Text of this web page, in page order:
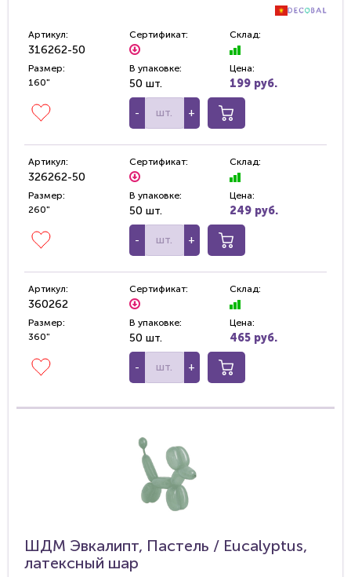
Артикул:
316262-50
Сертификат: Склад:
Размер:
160"
В упаковке:
50 шт.
Цена:
199 руб.
- +
Артикул:
326262-50
Сертификат: Склад:
Размер:
260"
В упаковке:
50 шт.
Цена:
249 руб.
- +
Артикул:
360262
Сертификат: Склад:
Размер:
360"
В упаковке:
50 шт.
Цена:
465 руб.
- +
ШДМ Эвкалипт, Пастель / Eucalyptus,
латексный шар